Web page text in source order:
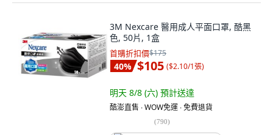
3M Nexcare 醫用成人平面口罩, 酷黑
色, 50片, 1盒
首購折扣價$175
40% $105 ($2.10/1張)
明天 8/8 (六) 預計送達
酷澎直售 ∙ WOW免運 ∙ 免費退貨
(790)